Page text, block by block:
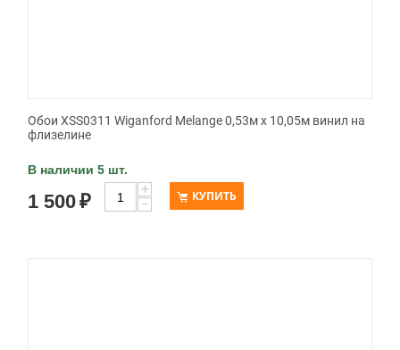
Обои XSS0311 Wiganford Melange 0,53м x 10,05м винил на
флизелине
В наличии 5 шт.
1 500₽
+
−
КУПИТЬ